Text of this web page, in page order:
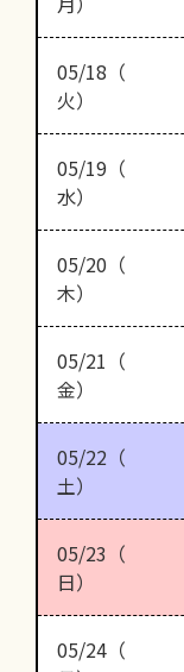
05/18（
火）
05/19（
水）
05/20（
木）
05/21（
金）
05/22（
土）
05/23（
日）
05/24（